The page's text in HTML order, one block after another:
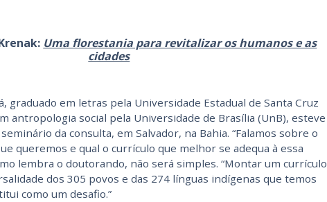
Uma florestania para revitalizar os humanos e as
cidades
graduado em letras pela Universidade Estadual de Santa Cruz
antropologia social pela Universidade de Brasília (UnB), esteve
da consulta, em Salvador, na Bahia. “Falamos sobre o
queremos e qual o currículo que melhor se adequa à essa
lembra o doutorando, não será simples. “Montar um currículo
dos 305 povos e das 274 línguas indígenas que temos
como um desafio.”